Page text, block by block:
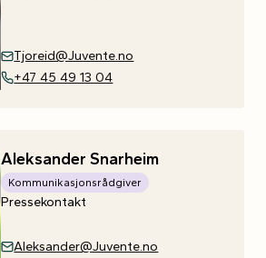
Tjoreid@Juvente.no
+47 45 49 13 04
Aleksander Snarheim
Kommunikasjonsrådgiver
Pressekontakt
Aleksander@Juvente.no